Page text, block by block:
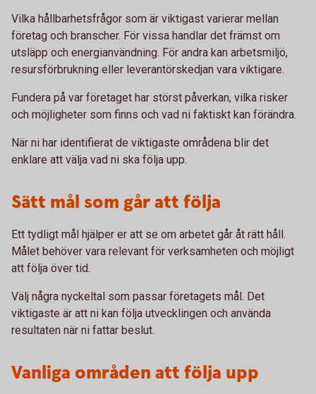
Vilka hållbarhetsfrågor som är viktigast varierar mellan
företag och branscher. För vissa handlar det främst om
utsläpp och energianvändning. För andra kan arbetsmiljö,
resursförbrukning eller leverantörskedjan vara viktigare.
Fundera på var företaget har störst påverkan, vilka risker
och möjligheter som finns och vad ni faktiskt kan förändra.
När ni har identifierat de viktigaste områdena blir det
enklare att välja vad ni ska följa upp.
Sätt mål som går att följa
Ett tydligt mål hjälper er att se om arbetet går åt rätt håll.
Målet behöver vara relevant för verksamheten och möjligt
att följa över tid.
Välj några nyckeltal som passar företagets mål. Det
viktigaste är att ni kan följa utvecklingen och använda
resultaten när ni fattar beslut.
Vanliga områden att följa upp